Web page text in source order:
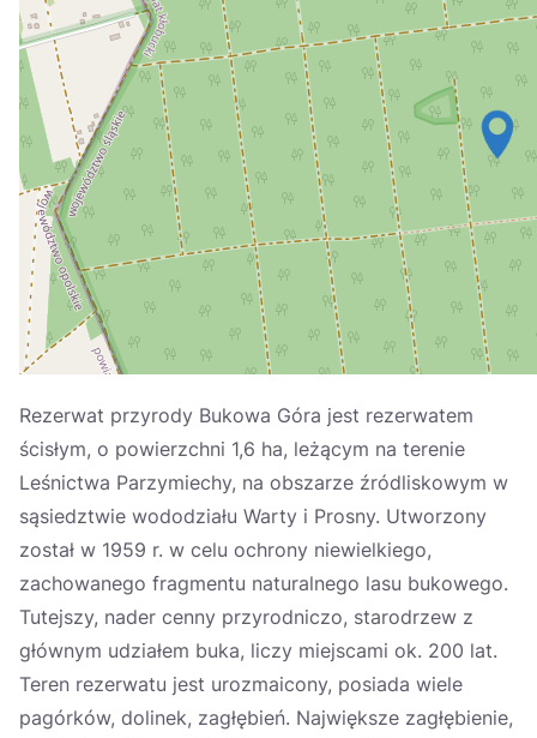
Suomi
Україна
Zamknij
Rezerwat przyrody Bukowa Góra jest rezerwatem
ścisłym, o powierzchni 1,6 ha, leżącym na terenie
Leśnictwa Parzymiechy, na obszarze źródliskowym w
sąsiedztwie wododziału Warty i Prosny. Utworzony
został w 1959 r. w celu ochrony niewielkiego,
zachowanego fragmentu naturalnego lasu bukowego.
Tutejszy, nader cenny przyrodniczo, starodrzew z
głównym udziałem buka, liczy miejscami ok. 200 lat.
Teren rezerwatu jest urozmaicony, posiada wiele
pagórków, dolinek, zagłębień. Największe zagłębienie,